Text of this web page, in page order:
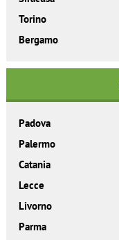
Torino
Bergamo
Padova
Palermo
Catania
Lecce
Livorno
Parma